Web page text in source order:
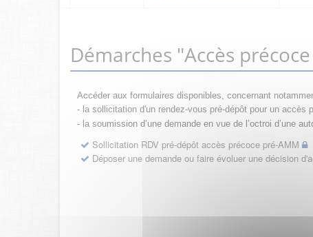
Démarches "Accès
Accéder aux formulaires disponibles, concernant
- la sollicitation d'un rendez-vous pré-dépôt pour un accès
- la soumission d’une demande en vue de l’octroi d’une
Sollicitation RDV pré-dépôt accès précoce pré-AMM
Déposer une demande ou faire évoluer une décision